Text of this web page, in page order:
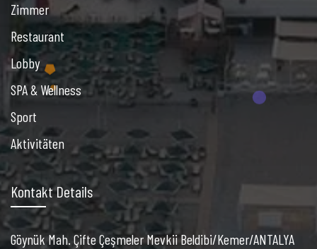
Zimmer
Restaurant
Lobby
SPA & Wellness
Sport
Aktivitäten
Kontakt Details
Göynük Mah. Çifte Çeşmeler Mevkii Beldibi/Kemer/ANTALYA